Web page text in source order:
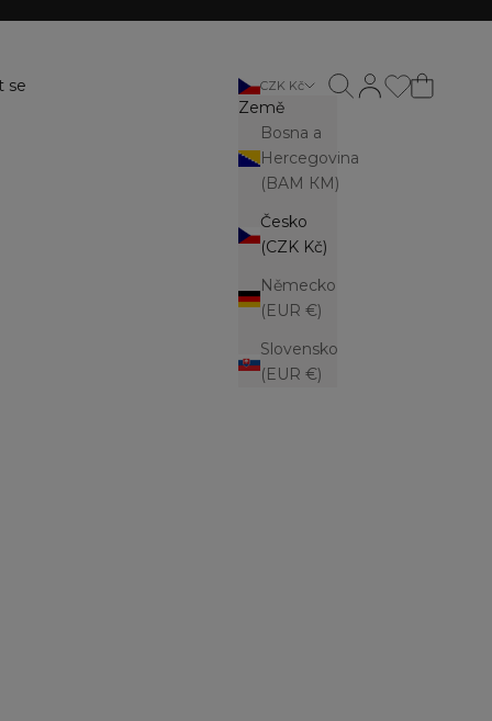
se CZK Kč
Země
Bosna a
Hercegovina
(BAM КМ)
Česko
(CZK Kč)
Německo
(EUR €)
Slovensko
(EUR €)
Otevřít stránku
Otevřít vyhledávání